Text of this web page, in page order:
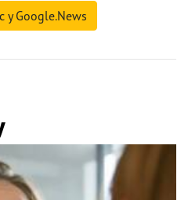
у Google.News